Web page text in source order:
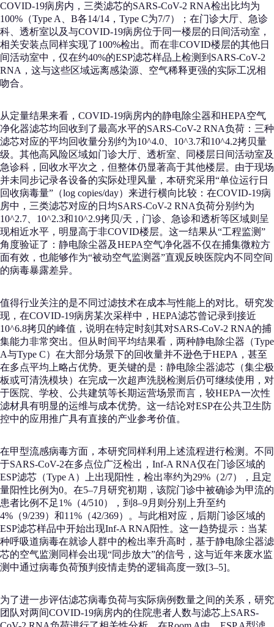
COVID-19病房内，三类滤芯的SARS-CoV-2 RNA检出比均为
100%（Type A、B各14/14，Type C为7/7）；在门诊大厅、急诊
科、透析室以及与COVID-19病房位于同一楼层的日间活动室，
相关安装点同样实现了100%检出。而在非COVID楼层的其他日
间活动室中，仅在约40%的ESP滤芯样品上检测到SARS-CoV-2
RNA，这与这些区域远离感染源、空气稀释更强的实际工况相
吻合。
从定量结果来看，COVID-19病房内的静电除尘器和HEPA空气
净化器滤芯均回收到了最高水平的SARS-CoV-2 RNA负荷：三种
滤芯对应的平均回收量分别约为10^4.0、10^3.7和10^4.2拷贝量
级。其他高风险区域如门诊大厅、透析室、同楼层日间活动室及
急诊科，回收水平次之，但整体仍显著高于其他楼层。由于现场
并未同步记录各设备的实际处理风量，本研究采用“单位运行日
回收病毒量”（log copies/day）来进行横向比较：在COVID-19病
房中，三类滤芯对应的日均SARS-CoV-2 RNA负荷分别约为
10^2.7、10^2.3和10^2.9拷贝/天，门诊、急诊和透析等区域则呈
现相近水平，明显高于非COVID楼层。这一结果从“工程监测”
角度验证了：静电除尘器及HEPA空气净化器不仅在捕集微粒方
面有效，也能够作为“被动空气监测器”直观反映医院内不同空间
的病毒暴露差异。
值得行业关注的是不同过滤技术在成本与性能上的对比。研究发
现，在COVID-19病房某次采样中，HEPA滤芯曾记录到接近
10^6.8拷贝的峰值，说明在特定时刻其对SARS-CoV-2 RNA的捕
集能力非常突出。但从时间平均结果看，两种静电除尘器（Type
A与Type C）在大部分场景下的回收量并不逊色于HEPA，甚至
在多点平均上略占优势。更关键的是：静电除尘器滤芯（集尘极
板或可清洗模块）在完成一次超声洗脱检测后仍可继续使用，对
于医院、学校、公共建筑等长期运营场景而言，较HEPA一次性
滤材具有明显的运维与成本优势。这一结论对ES​​P在公共卫生防
控中的应用推广具有直接的产业参考价值。
在甲型流感病毒方面，本研究同样利用上述流程进行检测。不同
于SARS-CoV-2在多点位广泛检出，Inf-A RNA仅在门诊区域的
ESP滤芯（Type A）上出现阳性，检出率约为29%（2/7），且定
量阳性比例为0。在5–7月研究初期，该院门诊中被确诊为甲流的
患者比例不足1%（4/510），到8–9月则分别上升至约
4%（9/239）和11%（42/369）。与此相对应，后期门诊区域的
ESP滤芯样品中开始出现Inf-A RNA阳性。这一趋势提示：当某
种呼吸道病毒在就诊人群中的检出率升高时，基于静电除尘器滤
芯的空气监测同样会出现“同步放大”的信号，这与近年来废水监
测中通过病毒负荷预判疫情走势的逻辑高度一致[3–5]。
为了进一步评估滤芯病毒负荷与实际病例数量之间的关系，研究
团队对两间COVID-19病房内的住院患者人数与滤芯上SARS-